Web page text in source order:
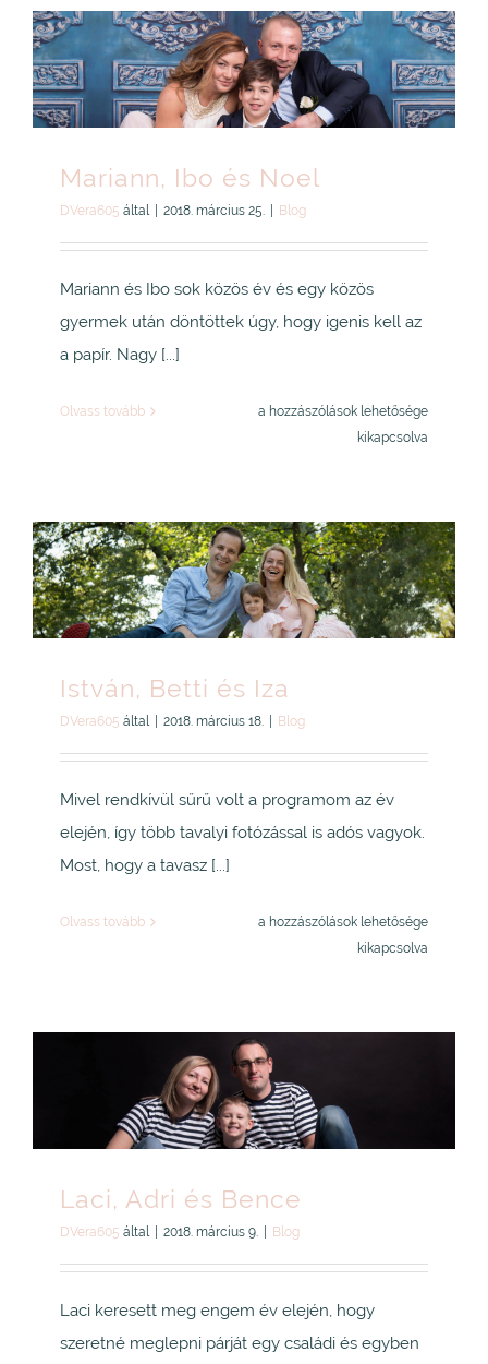
Mariann, Ibo és Noel
DVera605 által 2018. március 25. Blog
Mariann és Ibo sok közös év és egy közös
gyermek után döntöttek úgy, hogy igenis kell az
a papír. Nagy [...]
Olvass tovább
Mariann,
a hozzászólások lehetősége
kikapcsolva
István, Betti és Iza
DVera605 által 2018. március 18. Blog
Mivel rendkívül sűrű volt a programom az év
elején, így több tavalyi fotózással is adós vagyok.
Most, hogy a tavasz [...]
Olvass tovább
István,
a hozzászólások lehetősége
kikapcsolva
Laci, Adri és Bence
DVera605 által 2018. március 9. Blog
Laci keresett meg engem év elején, hogy
szeretné meglepni párját egy családi és egyben